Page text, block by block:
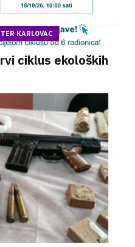
KARLOVAC
ciklus ekoloških